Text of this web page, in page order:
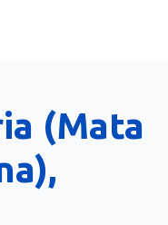
(Mata